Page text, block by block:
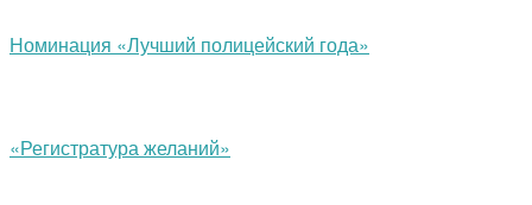
Номинация «Лучший полицейский года»
«Регистратура желаний»